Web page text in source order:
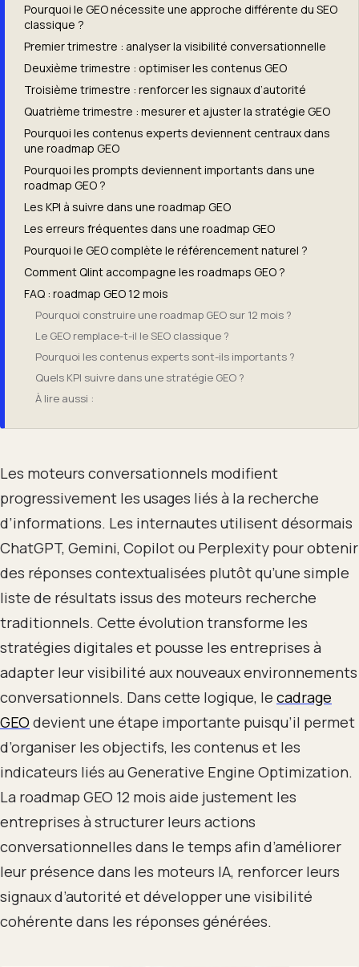
Pourquoi le GEO nécessite une approche différente du SEO
classique ?
Premier trimestre : analyser la visibilité conversationnelle
Deuxième trimestre : optimiser les contenus GEO
Troisième trimestre : renforcer les signaux d’autorité
Quatrième trimestre : mesurer et ajuster la stratégie GEO
Pourquoi les contenus experts deviennent centraux dans
une roadmap GEO
Pourquoi les prompts deviennent importants dans une
roadmap GEO ?
Les KPI à suivre dans une roadmap GEO
Les erreurs fréquentes dans une roadmap GEO
Pourquoi le GEO complète le référencement naturel ?
Comment Qlint accompagne les roadmaps GEO ?
FAQ : roadmap GEO 12 mois
Pourquoi construire une roadmap GEO sur 12 mois ?
Le GEO remplace-t-il le SEO classique ?
Pourquoi les contenus experts sont-ils importants ?
Quels KPI suivre dans une stratégie GEO ?
À lire aussi :
Les moteurs conversationnels modifient
progressivement les usages liés à la recherche
d’informations. Les internautes utilisent désormais
ChatGPT, Gemini, Copilot ou Perplexity pour obtenir
des réponses contextualisées plutôt qu’une simple
liste de résultats issus des moteurs recherche
traditionnels. Cette évolution transforme les
stratégies digitales et pousse les entreprises à
adapter leur visibilité aux nouveaux environnements
conversationnels. Dans cette logique, le cadrage
GEO devient une étape importante puisqu’il permet
d’organiser les objectifs, les contenus et les
indicateurs liés au Generative Engine Optimization.
La roadmap GEO 12 mois aide justement les
entreprises à structurer leurs actions
conversationnelles dans le temps afin d’améliorer
leur présence dans les moteurs IA, renforcer leurs
signaux d’autorité et développer une visibilité
cohérente dans les réponses générées.